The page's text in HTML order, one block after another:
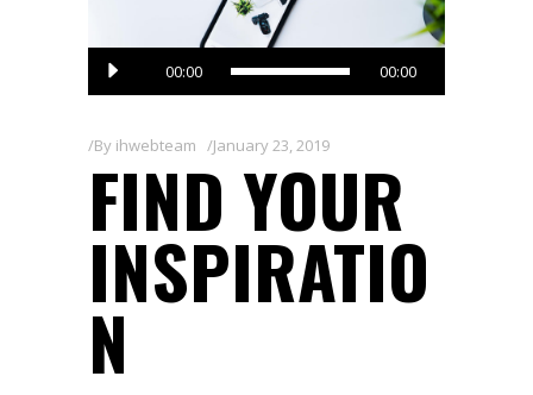
Audio
00:00 00:00
By ihwebteam January 23, 2019
FIND YOUR
INSPIRATIO
N